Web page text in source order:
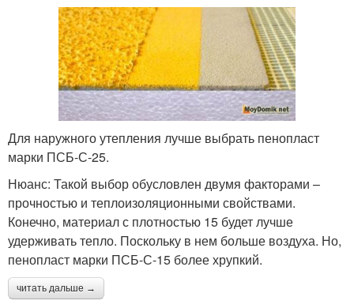
Для наружного утепления лучше выбрать пенопласт
марки ПСБ-С-25.
Нюанс: Такой выбор обусловлен двумя факторами –
прочностью и теплоизоляционными свойствами.
Конечно, материал с плотностью 15 будет лучше
удерживать тепло. Поскольку в нем больше воздуха. Но,
пенопласт марки ПСБ-С-15 более хрупкий.
читать дальше →